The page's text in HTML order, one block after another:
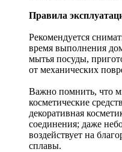
Правила
Рекомендуется
время выполнения
мытья посуды,
от механических
Важно помнить, что
косметические
декоративная
соединения; даже
воздействует на
сплавы.